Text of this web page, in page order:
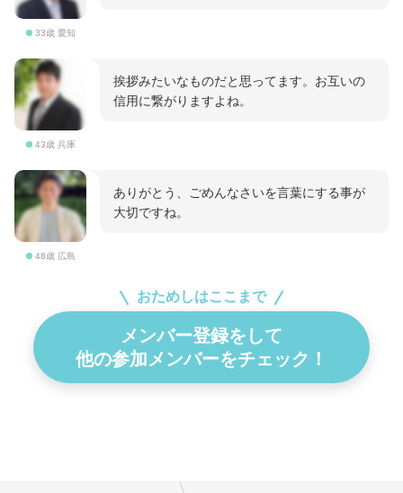
33歳 愛知
43歳 兵庫
挨拶みたいなものだと思ってます。お互いの
信用に繋がりますよね。
48歳 広島
ありがとう、ごめんなさいを言葉にする事が
大切ですね。
おためしはここまで
メンバー登録をして
他の参加メンバーをチェック！